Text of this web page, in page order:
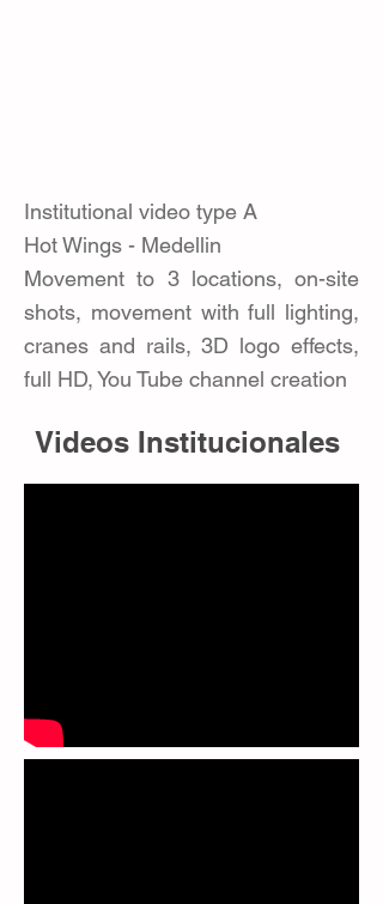
Institutional video type A
Hot Wings - Medellin
Movement to 3 locations, on-site
shots, movement with full lighting,
cranes and rails, 3D logo effects,
full HD, You Tube channel creation
Videos Institucionales